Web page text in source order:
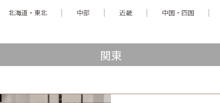
北海道・東北 中部 近畿 中国・四国
関東